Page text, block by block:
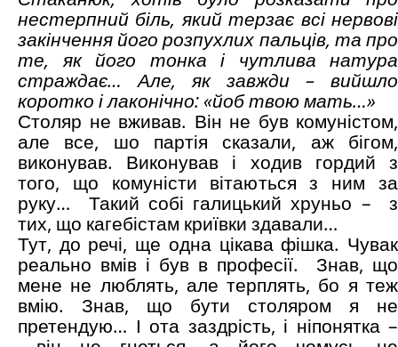
нестерпний біль, який терзає всі нервові
закінчення його розпухлих пальців, та про
те, як його тонка і чутлива натура
страждає… Але, як завжди – вийшло
коротко і лаконічно: «йоб твою мать…»
Столяр не вживав. Він не був комуністом,
але все, шо партія сказали, аж бігом,
виконував. Виконував і ходив гордий з
того, що комуністи вітаються з ним за
руку… Такий собі галицький хруньо – з
тих, що кагебістам криївки здавали…
Тут, до речі, ще одна цікава фішка. Чувак
реально вмів і був в професії. Знав, що
мене не люблять, але терплять, бо я теж
вмію. Знав, що бути столяром я не
претендую… І ота заздрість, і ніпонятка –